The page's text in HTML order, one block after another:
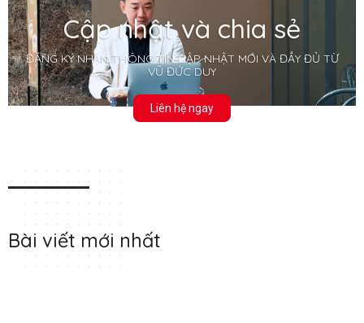
Cập nhật và chia sẻ
ĐĂNG KÝ NHẬN THÔNG TIN CẬP NHẬT MỚI VÀ ĐẦY ĐỦ TỪ
VŨ ĐỨC DUY
Liên hệ ngay
Bài viết mới nhất